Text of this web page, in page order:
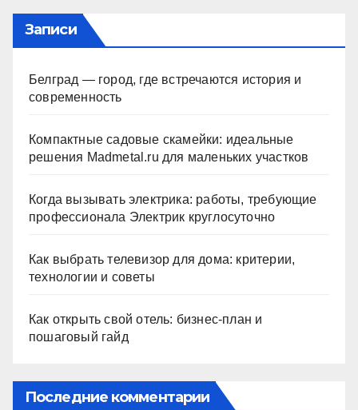
Записи
Белград — город, где встречаются история и
современность
Компактные садовые скамейки: идеальные
решения Madmetal.ru для маленьких участков
Когда вызывать электрика: работы, требующие
профессионала Электрик круглосуточно
Как выбрать телевизор для дома: критерии,
технологии и советы
Как открыть свой отель: бизнес-план и
пошаговый гайд
Последние комментарии